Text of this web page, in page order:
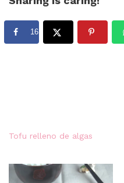
16
Tofu relleno de algas